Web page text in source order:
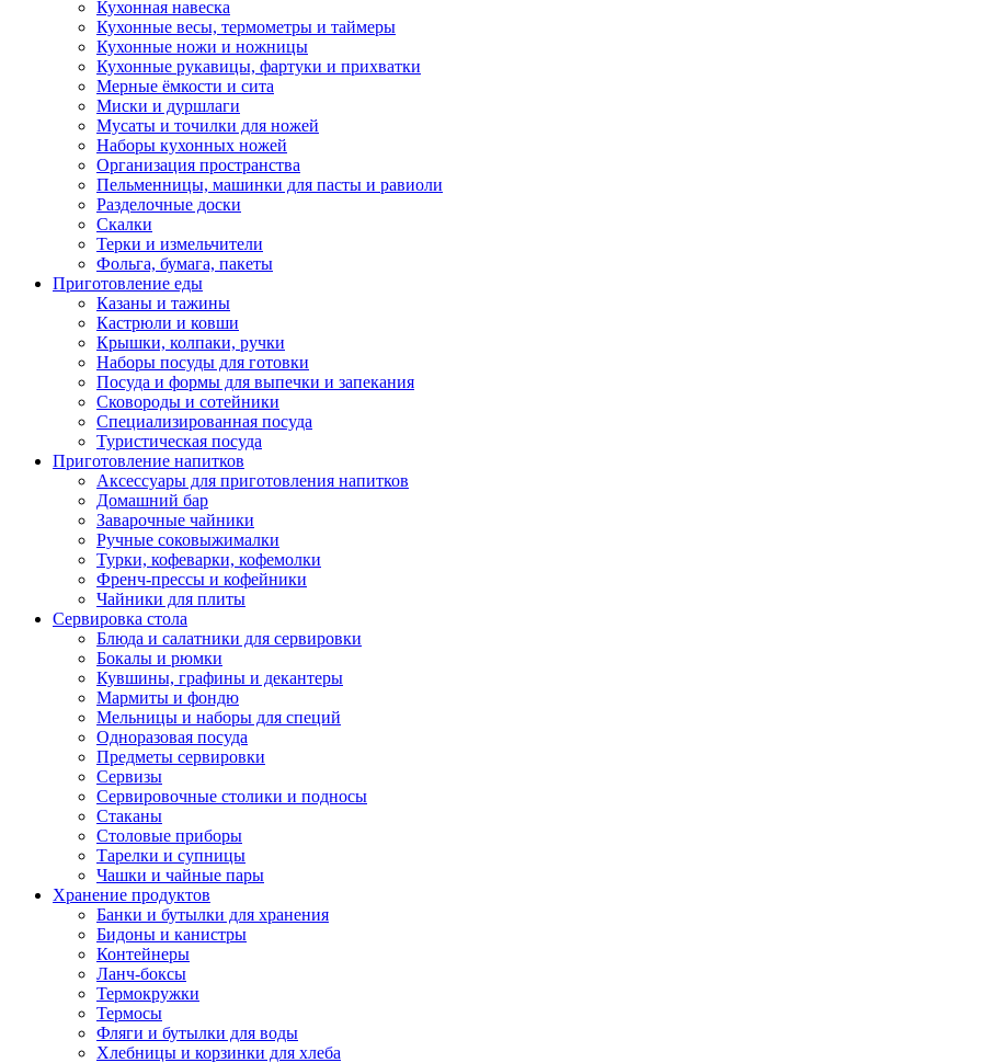
Кухонная навеска
Кухонные весы, термометры и таймеры
Кухонные ножи и ножницы
Кухонные рукавицы, фартуки и прихватки
Мерные ёмкости и сита
Миски и дуршлаги
Мусаты и точилки для ножей
Наборы кухонных ножей
Организация пространства
Пельменницы, машинки для пасты и равиоли
Разделочные доски
Скалки
Терки и измельчители
Фольга, бумага, пакеты
Приготовление еды
Казаны и тажины
Кастрюли и ковши
Крышки, колпаки, ручки
Наборы посуды для готовки
Посуда и формы для выпечки и запекания
Сковороды и сотейники
Специализированная посуда
Туристическая посуда
Приготовление напитков
Аксессуары для приготовления напитков
Домашний бар
Заварочные чайники
Ручные соковыжималки
Турки, кофеварки, кофемолки
Френч-прессы и кофейники
Чайники для плиты
Сервировка стола
Блюда и салатники для сервировки
Бокалы и рюмки
Кувшины, графины и декантеры
Мармиты и фондю
Мельницы и наборы для специй
Одноразовая посуда
Предметы сервировки
Сервизы
Сервировочные столики и подносы
Стаканы
Столовые приборы
Тарелки и супницы
Чашки и чайные пары
Хранение продуктов
Банки и бутылки для хранения
Бидоны и канистры
Контейнеры
Ланч-боксы
Термокружки
Термосы
Фляги и бутылки для воды
Хлебницы и корзинки для хлеба